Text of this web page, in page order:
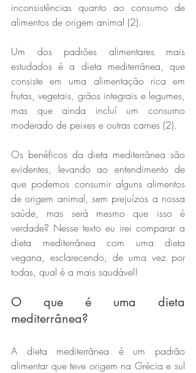
inconsistências quanto ao consumo de
alimentos de origem animal (2).
Um dos padrões alimentares mais
estudados é a dieta mediterrânea, que
consiste em uma alimentação rica em
frutas, vegetais, grãos integrais e legumes,
mas que ainda incluí um consumo
moderado de peixes e outras carnes (2).
Os benéficos da dieta mediterrânea são
evidentes, levando ao entendimento de
que podemos consumir alguns alimentos
de origem animal, sem prejuízos a nossa
saúde, mas será mesmo que isso é
verdade? Nesse texto eu irei comparar a
dieta mediterrânea com uma dieta
vegana, esclarecendo, de uma vez por
todas, qual é a mais saudável!
O que é uma dieta
mediterrânea?
A dieta mediterrânea é um padrão
alimentar que teve origem na Grécia e sul